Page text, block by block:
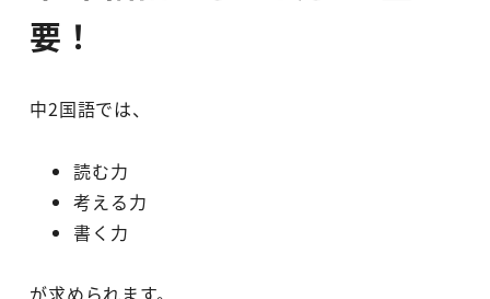
要！
中2国語では、
読む力
考える力
書く力